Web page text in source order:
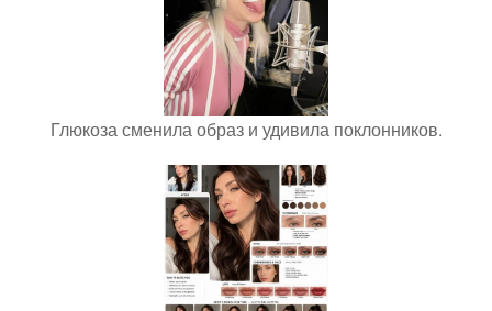
Глюкоза сменила образ и удивила поклонников.